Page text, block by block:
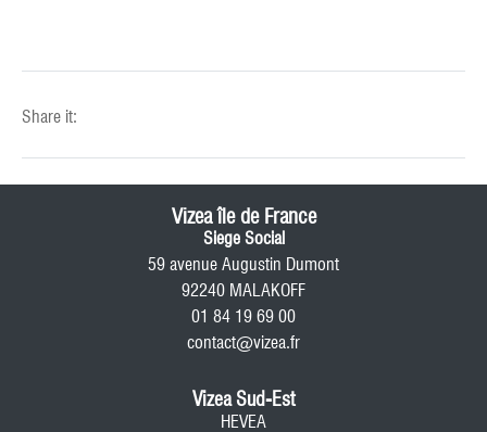
Share it:
Vizea île de France
Siege Social
59 avenue Augustin Dumont
92240 MALAKOFF
01 84 19 69 00
contact@vizea.fr
Vizea Sud-Est
HEVEA